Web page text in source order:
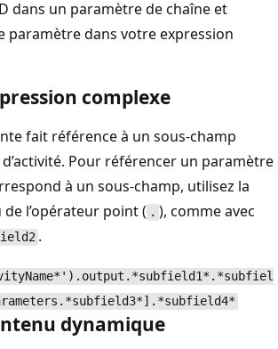
dans un paramètre de chaîne et
paramètre dans votre expression
complexe
fait référence à un sous-champ
Pour référencer un paramètre
à un sous-champ, utilisez la
de l’opérateur point ( . ), comme avec
.
dynamique